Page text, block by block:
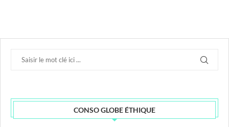
CONSO GLOBE ÉTHIQUE